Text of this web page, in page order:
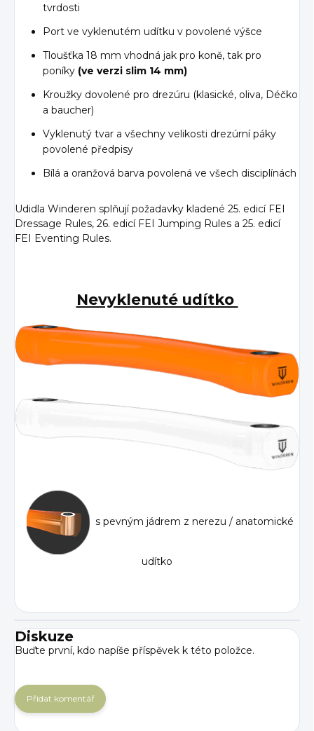
tvrdosti
Port ve vyklenutém udítku v povolené výšce
Tloušťka 18 mm vhodná jak pro koně, tak pro
poníky (ve verzi slim 14 mm)
Kroužky dovolené pro drezúru (klasické, oliva, Déčko
a baucher)
Vyklenutý tvar a všechny velikosti drezúrní páky
povolené předpisy
Bílá a oranžová barva povolená ve všech disciplínách
Udidla Winderen splňují požadavky kladené 25. edicí FEI
Dressage Rules, 26. edicí FEI Jumping Rules a 25. edicí
FEI Eventing Rules.
Nevyklenuté udítko
s pevným jádrem z nerezu / anatomické
udítko
Diskuze
Buďte první, kdo napíše příspěvek k této položce.
Přidat komentář